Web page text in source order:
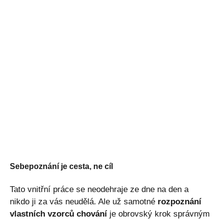
Sebepoznání je cesta, ne cíl
Tato vnitřní práce se neodehraje ze dne na den a
nikdo ji za vás neudělá. Ale už samotné rozpoznání
vlastních vzorců chování je obrovský krok správným